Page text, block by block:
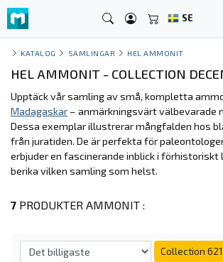
SE
KATALOG SAMLINGAR HEL AMMONIT
HEL AMMONIT - COLLECTION
Upptäck vår samling av små, kompletta
Madagaskar– anmärkningsvärt välbevarade
Dessa exemplar illustrerar mångfalden hos
från juratiden. De är perfekta för
erbjuder en fascinerande inblick i
berika vilken samling som helst.
7 PRODUKTER AMMONIT :
Collection 621